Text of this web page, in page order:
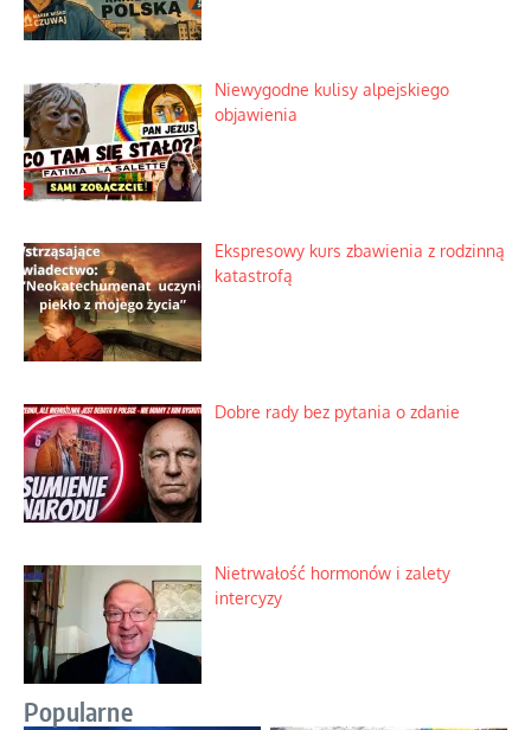
Niewygodne kulisy alpejskiego
objawienia
Ekspresowy kurs zbawienia z rodzinną
katastrofą
Dobre rady bez pytania o zdanie
Nietrwałość hormonów i zalety
intercyzy
Popularne